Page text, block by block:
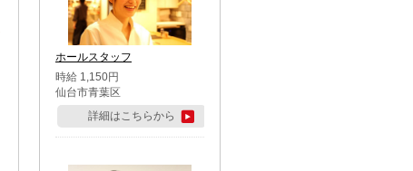
ホールスタッフ
時給 1,150円
仙台市青葉区
詳細はこちらから